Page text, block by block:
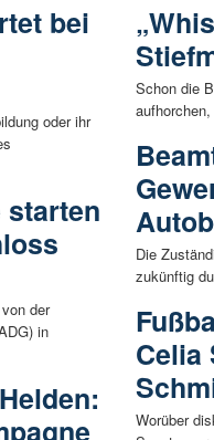
bei
oder ihr
starten
der
in
Schon die
Die
zukünftig
Celia
Worüber